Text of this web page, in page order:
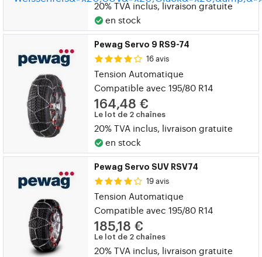
20% TVA inclus, livraison gratuite
en stock
Pewag Servo 9 RS9-74
16 avis
Tension Automatique
Compatible avec 195/80 R14
164,48 €
Le lot de 2 chaînes
20% TVA inclus, livraison gratuite
en stock
Pewag Servo SUV RSV74
19 avis
Tension Automatique
Compatible avec 195/80 R14
185,18 €
Le lot de 2 chaînes
20% TVA inclus, livraison gratuite